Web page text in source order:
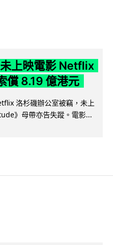
上映電影 Netflix
償 8.19 億港元
洛杉磯辦公室被竊，未上
》母帶亦告失蹤。電影...